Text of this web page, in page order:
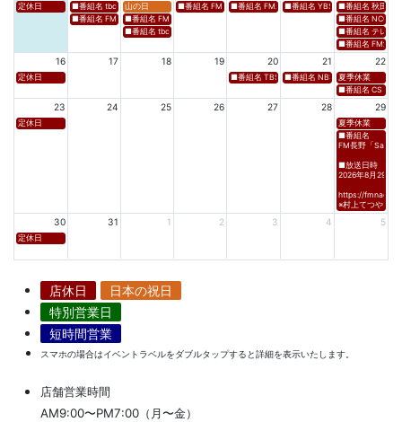
定休日 ■番組名 tbcラジオ「en∞Voyage(エン・ボヤージュ)」 ■放送日時 https://www.tbc-
山の日 ■番組名 FM高知「Hi-Six Shake！Shake！Shake！」 ■放
■番組名 FM岩手「夕刊ラジオ（YOU CAN
■番組名 YBS山梨放送「やまな
■番組名 秋田朝
■番組名 FM秋田「mix」 ■放送日時 https://www.fm-akita.co.jp/program/ ※黒沢 薫、安岡
■番組名 FM山形「WAVE4yamagata EXCEED」 ■放送日時 https://■番組名 NCC長
■番組名 tbc東北放送「ウォッチン！みやぎ」 ■放送日時 https://www.tbc-
■番組名 テレビ
■番組名 FM愛媛
16 17 18 19 20 21 22
定休日 ■番組名 TBS「Spicy Sessions THE LIVE」 ■
■番組名 NBS⻑野放送 「グッ
夏季休業
■番組名 CS TBS
23 24 25 26 27 28 29
定休日
夏季休業
■番組名
FM長野「
■放送日時
2026年8月29日(
https://
※村上てつや、酒
30 31 1 2 3 4 5
定休日
店休日
日本の祝日
特別営業日
短時間営業
スマホの場合はイベントラベルをダブルタップすると詳細を表示いたします。
店舗営業時間
AM9:00〜PM7:00（月〜金）